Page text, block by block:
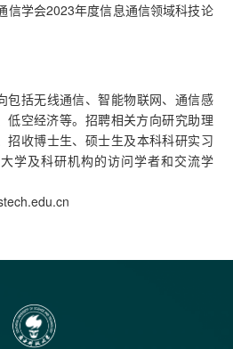
信学会2023年度信息通信领域科技论
包括无线通信、智能物联网、通信感
低空经济等。招聘相关方向研究助理
招收博士生、硕士生及本科科研实习
学及科研机构的访问学者和交流学